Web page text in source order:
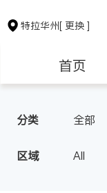
特拉华州[ 更换 ]
首页
房地产租售
分类 全部
区域 All